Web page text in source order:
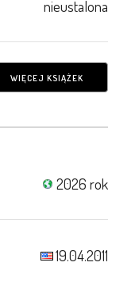
nieustalona
WIĘCEJ KSIĄŻEK
2026 rok
19.04.2011